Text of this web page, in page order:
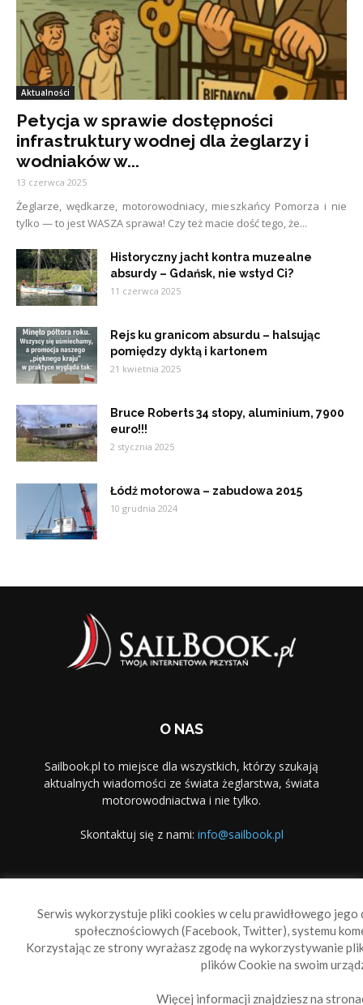
Aktualności
Petycja w sprawie dostępności
infrastruktury wodnej dla żeglarzy i
wodniaków w...
13 czerwca 2025
Żeglarze, wędkarze, motorowodniacy, mieszkańcy Pomorza i nie
tylko — to jest WASZA sprawa! Czy też macie dość tego, że...
Historyczny jacht kontra muzealne
absurdy – Gdańsk, nie wstyd Ci?
11 czerwca 2025
Rejs ku granicom absurdu – halsując
pomiędzy dyktą i kartonem
21 kwietnia 2025
Bruce Roberts 34 stopy, aluminium, 7900
euro!!!
2 stycznia 2025
Łódź motorowa – zabudowa 2015
10 grudnia 2024
O NAS
Sailbook.pl to miejsce dla wszystkich, którzy szukają
aktualnych wiadomości ze świata żeglarstwa, świata
motorowodniactwa i nie tylko.
Skontaktuj się z nami: info@sailbook.pl
Serwis wykorzystuje pliki cookies w celu prawidłowego
społecznościowych (Facebook, Twitter), systemu
Korzystając ze strony wyrażasz zgodę na wykorzystywanie
plików Cookie na swoim
Więcej informacji znajdziesz na